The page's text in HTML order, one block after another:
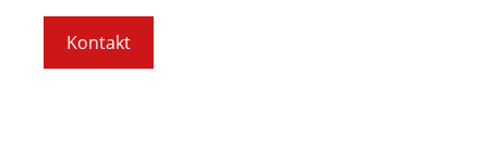
Kontakt